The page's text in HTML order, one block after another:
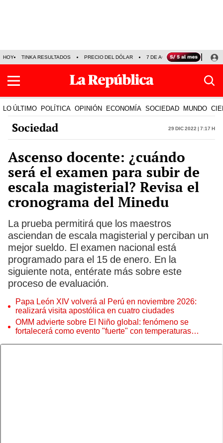
HOY TINKA RESULTADOS PRECIO DEL DÓLAR 7 DE AGOSTO OLLANTA
LO ÚLTIMO POLÍTICA OPINIÓN ECONOMÍA SOCIEDAD MUNDO
Sociedad 29 Dic 2022 | 7:17 h
Ascenso docente: ¿cuándo
será el examen para subir de
escala magisterial? Revisa el
cronograma del Minedu
La prueba permitirá que los maestros
asciendan de escala magisterial y perciban un
mejor sueldo. El examen nacional está
programado para el 15 de enero. En la
siguiente nota, entérate más sobre este
proceso de evaluación.
Papa León XIV volverá al Perú en noviembre 2026:
realizará visita apostólica en cuatro ciudades
OMM advierte sobre El Niño global: fenómeno se
fortalecerá como evento "fuerte" con temperaturas